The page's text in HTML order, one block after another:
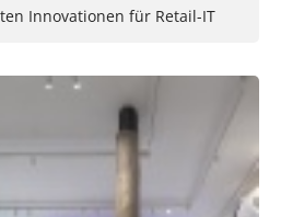
Innovationen für Retail-IT